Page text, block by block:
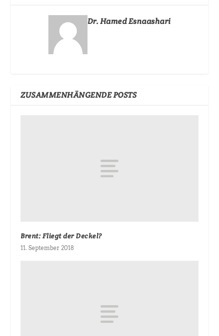
Dr. Hamed Esnaashari
ZUSAMMENHÄNGENDE POSTS
Brent: Fliegt der Deckel?
11. September 2018